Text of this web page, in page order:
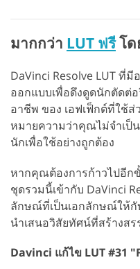
มากกว่า LUT ฟรีโด
DaVinci Resolve LUT ที่
ออกแบบเพื่อดึงดูดนักตัดต่
อาชีพ ของ เอฟเฟ็กต์ที่ใช้
หมายความว่าคุณไม่จำเป็
นักเพื่อใช้อย่างถูกต้อง
หากคุณต้องการก้าวไปอีก
ชุดรวมนี้เข้ากับ DaVinci
ลักษณ์ที่เป็นเอกลักษณ์ให้
นำเสนอวิสัยทัศน์ที่สร้างส
Davinci แก้ไข LUT #31